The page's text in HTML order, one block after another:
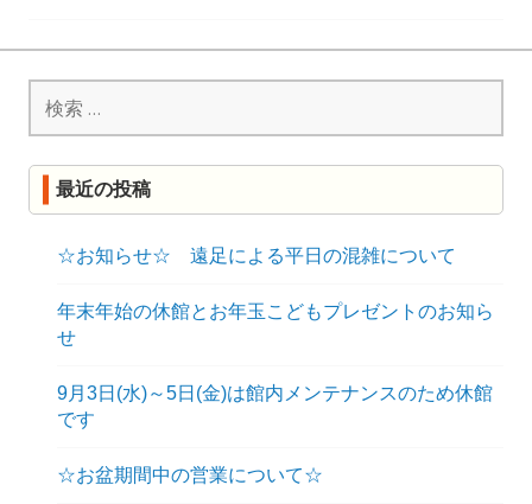
ナ
ビ
ゲ
ー
シ
ョ
索:
最近の投稿
☆お知らせ☆ 遠足による平日の混雑について
年末年始の休館とお年玉こどもプレゼントのお知ら
せ
9月3日(水)～5日(金)は館内メンテナンスのため休館
です
☆お盆期間中の営業について☆